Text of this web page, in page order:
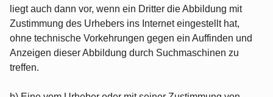
liegt auch dann vor, wenn ein Dritter die Abbildung mit
Zustimmung des Urhebers ins Internet eingestellt hat,
ohne technische Vorkehrungen gegen ein Auffinden und
Anzeigen dieser Abbildung durch Suchmaschinen zu
treffen.